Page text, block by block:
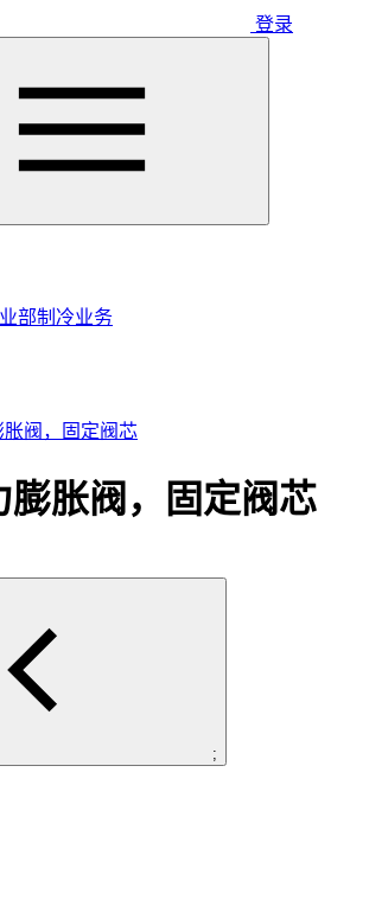
登录
部制冷业务
胀阀，固定阀芯
膨胀阀，固定阀芯
;